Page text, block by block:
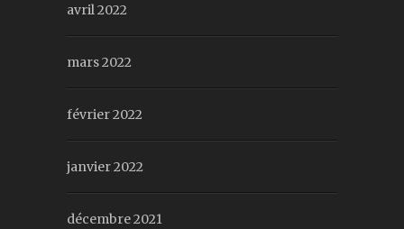
avril 2022
mars 2022
février 2022
janvier 2022
décembre 2021